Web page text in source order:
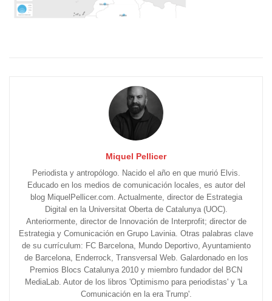
Miquel Pellicer
Periodista y antropólogo. Nacido el año en que murió Elvis.
Educado en los medios de comunicación locales, es autor del
blog MiquelPellicer.com. Actualmente, director de Estrategia
Digital en la Universitat Oberta de Catalunya (UOC).
Anteriormente, director de Innovación de Interprofit; director de
Estrategia y Comunicación en Grupo Lavinia. Otras palabras clave
de su currículum: FC Barcelona, Mundo Deportivo, Ayuntamiento
de Barcelona, Enderrock, Transversal Web. Galardonado en los
Premios Blocs Catalunya 2010 y miembro fundador del BCN
MediaLab. Autor de los libros 'Optimismo para periodistas' y 'La
Comunicación en la era Trump'.